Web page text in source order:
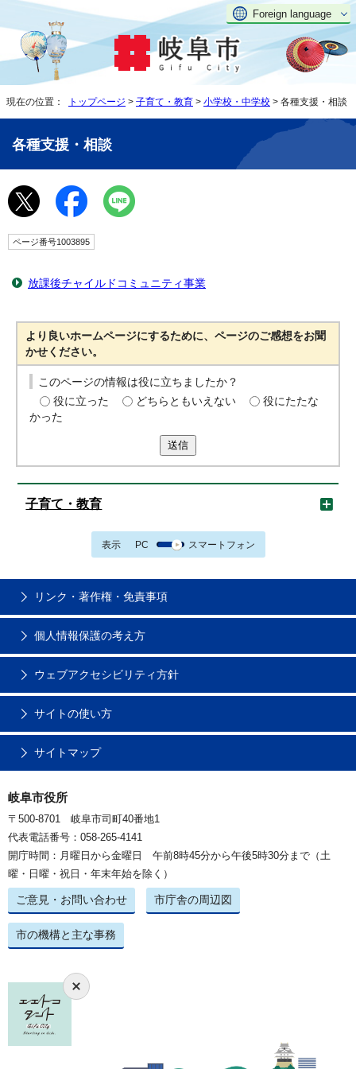
Foreign language
現在の位置： トップページ > 子育て・教育 > 小学校・中学校 > 各種支援・相談
各種支援・相談
ページ番号1003895
放課後チャイルドコミュニティ事業
より良いホームページにするために、ページのご感想をお聞
かせください。
このページの情報は役に立ちましたか？
役に立った
どちらともいえない
役にたたな
かった
送信
子育て・教育
表示 PC スマートフォン
リンク・著作権・免責事項
個人情報保護の考え方
ウェブアクセシビリティ方針
サイトの使い方
サイトマップ
岐阜市役所
〒500-8701 岐阜市司町40番地1
代表電話番号：058-265-4141
開庁時間：月曜日から金曜日 午前8時45分から午後5時30分まで（土
曜・日曜・祝日・年末年始を除く）
ご意見・お問い合わせ 市庁舎の周辺図
市の機構と主な事務